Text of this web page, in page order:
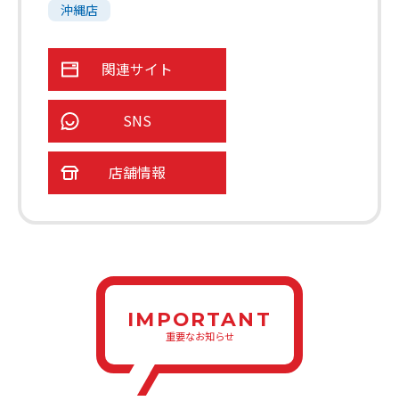
沖縄店
関連サイト
SNS
店舗情報
IMPORTANT
重要なお知らせ